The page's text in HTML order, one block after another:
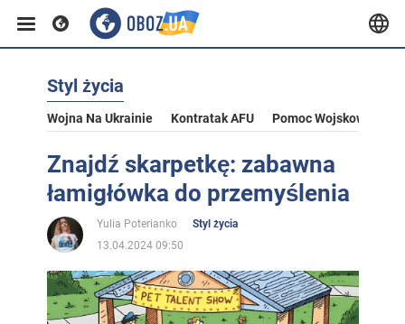
Styl życia
Wojna Na Ukrainie Kontratak AFU Pomoc Wojskowa Dla
Znajdź skarpetkę: zabawna
łamigłówka do przemyślenia
Yulia Poterianko
Styl życia
13.04.2024 09:50